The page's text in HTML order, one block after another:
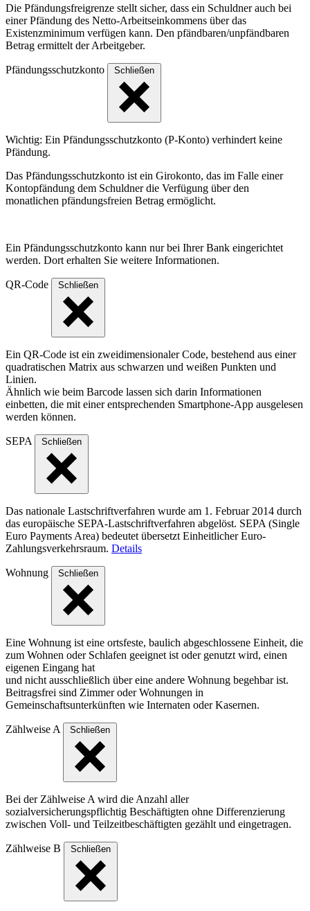
Die Pfändungsfreigrenze stellt sicher, dass ein Schuldner auch bei
einer Pfändung des Netto-Arbeitseinkommens über das
Existenzminimum verfügen kann. Den pfändbaren/unpfändbaren
Betrag ermittelt der Arbeitgeber.
Pfändungsschutzkonto Schließen
Wichtig: Ein Pfändungsschutzkonto (P-Konto) verhindert keine
Pfändung.
Das Pfändungsschutzkonto ist ein Girokonto, das im Falle einer
Kontopfändung dem Schuldner die Verfügung über den
monatlichen pfändungsfreien Betrag ermöglicht.
Ein Pfändungsschutzkonto kann nur bei Ihrer Bank eingerichtet
werden. Dort erhalten Sie weitere Informationen.
QR-Code Schließen
Ein QR-Code ist ein zweidimensionaler Code, bestehend aus einer
quadratischen Matrix aus schwarzen und weißen Punkten und
Linien.
Ähnlich wie beim Barcode lassen sich darin Informationen
einbetten, die mit einer entsprechenden Smartphone-App ausgelesen
werden können.
SEPA Schließen
Das nationale Lastschriftverfahren wurde am 1. Februar 2014 durch
das europäische SEPA-Lastschriftverfahren abgelöst. SEPA (Single
Euro Payments Area) bedeutet übersetzt Einheitlicher Euro-
Zahlungsverkehrsraum. Details
Wohnung Schließen
Eine Wohnung ist eine ortsfeste, baulich abgeschlossene Einheit, die
zum Wohnen oder Schlafen geeignet ist oder genutzt wird, einen
eigenen Eingang hat
und nicht ausschließlich über eine andere Wohnung begehbar ist.
Beitragsfrei sind Zimmer oder Wohnungen in
Gemeinschaftsunterkünften wie Internaten oder Kasernen.
Zählweise A Schließen
Bei der Zählweise A wird die Anzahl aller
sozialversicherungspflichtig Beschäftigten ohne Differenzierung
zwischen Voll- und Teilzeitbeschäftigten gezählt und eingetragen.
Zählweise B Schließen